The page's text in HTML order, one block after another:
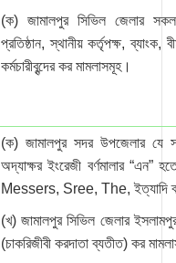
(ক) জামালপুর সিভিল জেলার সকল
প্রতিষ্ঠান, স্থানীয় কর্তৃপক্ষ, ব্যাংক,
কর্মচারীবৃন্দের কর মামলাসমূহ।
(ক) জামালপুর সদর উপজেলার যে
অদ্যাক্ষর ইংরেজী বর্ণমালার
Messers, Sree, The, ইত্যাদি
(খ) জামালপুর সিভিল জেলার
(চাকরিজীবী করদাতা ব্যতীত) কর